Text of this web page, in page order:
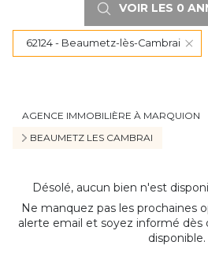
VOIR LES 0
62124 - Beaumetz-lès-Cambrai
AGENCE IMMOBILIÈRE À MARQUION
BEAUMETZ LES CAMBRAI
Désolé, aucun bien n'est
Ne manquez pas les prochaines
alerte email et soyez informé dès
disponible.